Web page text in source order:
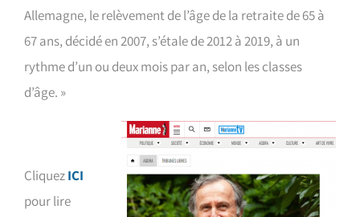
Allemagne, le relèvement de l’âge de la retraite de 65 à
67 ans, décidé en 2007, s’étale de 2012 à 2019, à un
rythme d’un ou deux mois par an, selon les classes
d’âge. »
CliquezICI
pour lire